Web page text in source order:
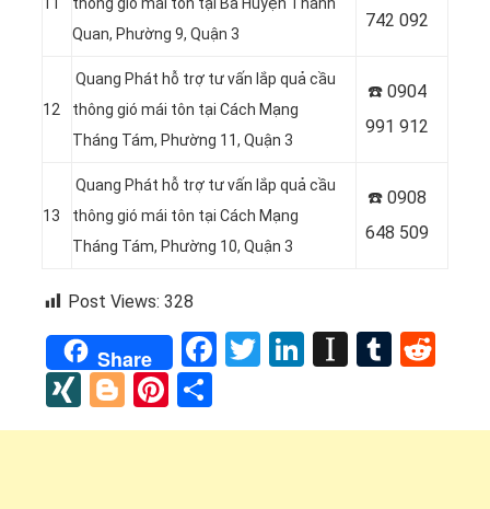
11
thông gió mái tôn tại Bà Huyện Thanh
Quan, Phường 9, Quận 3
742 092
12
Quang Phát hỗ trợ tư vấn lắp quả cầu
thông gió mái tôn tại Cách Mạng
Tháng Tám, Phường 11, Quận 3
☎️ 0904
991 912
13
Quang Phát hỗ trợ tư vấn lắp quả cầu
thông gió mái tôn tại Cách Mạng
Tháng Tám, Phường 10, Quận 3
☎️ 0908
648 509
Post Views: 328
Share Facebook
Twitter
LinkedIn
XINGBloggerPinterest